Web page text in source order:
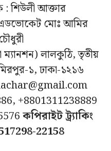
শিউলী আক্তার
মোঃ আমির
লালকুঠি, তৃতীয়
১, ঢাকা-১২১৬
+8801311238889
কপিরাইট ট্র্যাকিং
22158